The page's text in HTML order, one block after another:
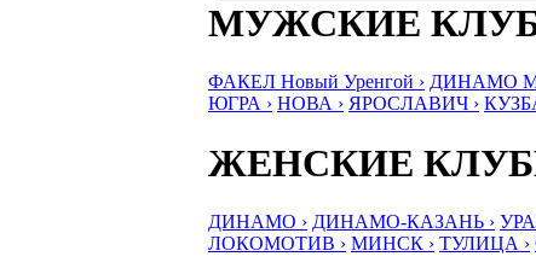
МУЖСКИЕ
ФАКЕЛ Новый Уренгой › ДИНАМО
ЮГРА › НОВА › ЯРОСЛАВИЧ ›
ЖЕНСКИЕ
ДИНАМО › ДИНАМО-КАЗАНЬ ›
ЛОКОМОТИВ › МИНСК › ТУЛИЦА ›